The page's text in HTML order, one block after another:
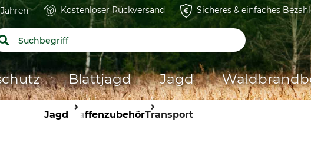
Kostenloser Rückversand Sicheres & einfaches
Blattjagd Jagd
Jagd WaffenzubehörTransport